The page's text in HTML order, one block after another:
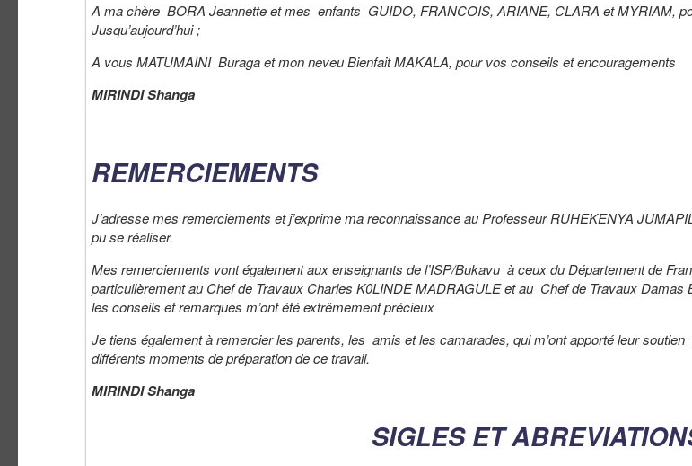
A ma chère BORA Jeannette et mes enfants GUIDO, FRANCOIS, ARIANE, CLARA et MYRIAM,
Jusqu’aujourd’hui ;
A vous MATUMAINI Buraga et mon neveu Bienfait MAKALA, pour vos conseils et encouragements
MIRINDI Shanga
REMERCIEMENTS
J’adresse mes remerciements et j’exprime ma reconnaissance au Professeur RUHEKENYA
pu se réaliser.
Mes remerciements vont également aux enseignants de l’ISP/Bukavu à ceux du Département de
particulièrement au Chef de Travaux Charles K0LINDE MADRAGULE et au Chef de Travaux
les conseils et remarques m’ont été extrêmement précieux
Je tiens également à remercier les parents, les amis et les camarades, qui m’ont apporté leur
différents moments de préparation de ce travail.
MIRINDI Shanga
SIGLES ET